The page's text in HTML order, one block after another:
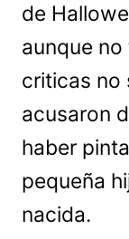
de
aunque
criticas no
acusaron
haber
pequeña
nacida.